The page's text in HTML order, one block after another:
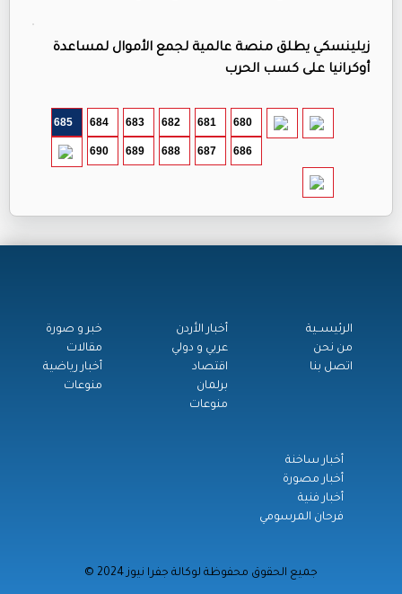
زيلينسكي يطلق منصة عالمية لجمع الأموال لمساعدة
أوكرانيا على كسب الحرب
680
681
682
683
684
685
686
687
688
689
690
الرئيســية
من نحن
اتصل بنا
أخبار الأردن
عربي و دولي
اقتصاد
برلمان
منوعات
خبر و صورة
مقالات
أخبار رياضية
منوعات
أخبار ساخنة
أخبار مصورة
أخبار فنية
فرحان المرسومي
© جميع الحقوق محفوظة لوكالة جفرا نيوز 2024